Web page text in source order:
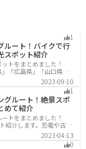
1
ルート！バイクで行
スポット紹介
トをまとめました！
」「広島県」「山口県」
豊かな山々や湖、温泉
しめるスポットが多数
ングに行く際は参考に
2023-09-10
1
グルート！絶景スポ
めて紹介
トをまとめました！
紹介します。恐竜や古代
ポットが多数ありま
に行く際は参考にして
2023-04-13
0